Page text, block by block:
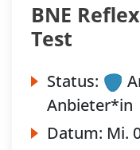
BNE
Test
Status:
Anbieter*in
Datum: Mi.